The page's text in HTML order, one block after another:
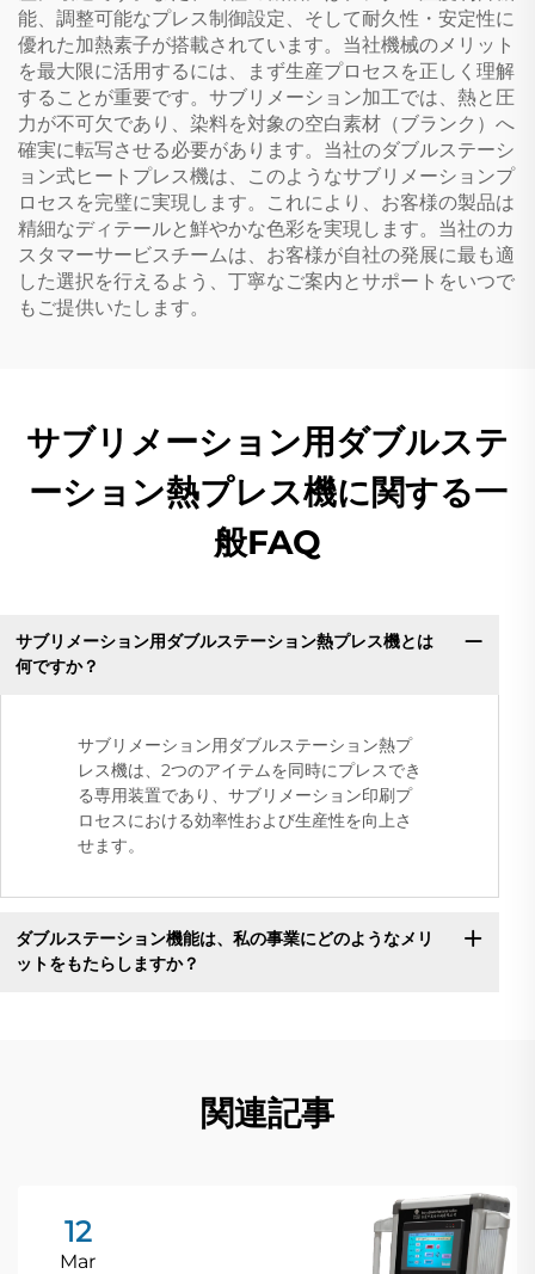
能、調整可能なプレス制御設定、そして耐久性・安定性に
優れた加熱素子が搭載されています。当社機械のメリット
を最大限に活用するには、まず生産プロセスを正しく理解
することが重要です。サブリメーション加工では、熱と圧
力が不可欠であり、染料を対象の空白素材（ブランク）へ
確実に転写させる必要があります。当社のダブルステーシ
ョン式ヒートプレス機は、このようなサブリメーションプ
ロセスを完璧に実現します。これにより、お客様の製品は
精細なディテールと鮮やかな色彩を実現します。当社のカ
スタマーサービスチームは、お客様が自社の発展に最も適
した選択を行えるよう、丁寧なご案内とサポートをいつで
もご提供いたします。
サブリメーション用ダブルステ
ーション熱プレス機に関する一
般FAQ
サブリメーション用ダブルステーション熱プレス機とは
何ですか？
サブリメーション用ダブルステーション熱プ
レス機は、2つのアイテムを同時にプレスでき
る専用装置であり、サブリメーション印刷プ
ロセスにおける効率性および生産性を向上さ
せます。
ダブルステーション機能は、私の事業にどのようなメリ
ットをもたらしますか？
関連記事
12
Mar